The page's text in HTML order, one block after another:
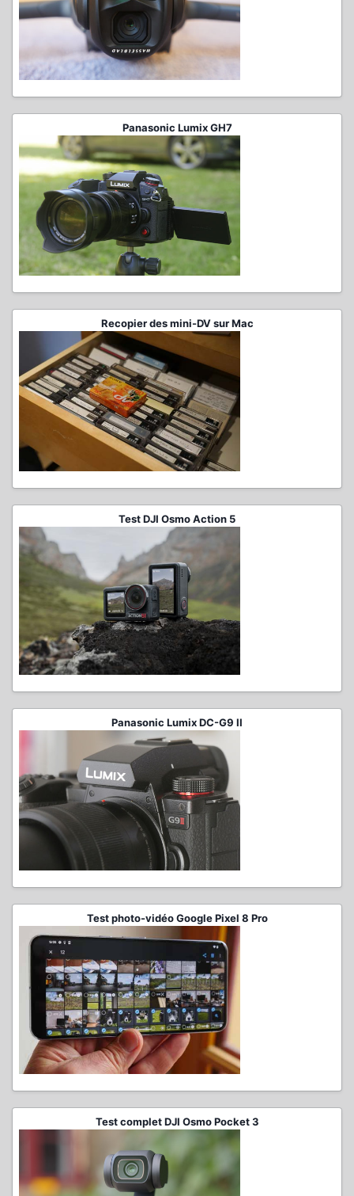
Panasonic Lumix GH7
Recopier des mini-DV sur Mac
Test DJI Osmo Action 5
Panasonic Lumix DC-G9 II
Test photo-vidéo Google Pixel 8 Pro
Test complet DJI Osmo Pocket 3